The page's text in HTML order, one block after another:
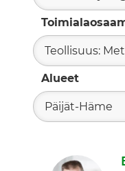
Teollisuus:
Alueet
Päijät-Häme